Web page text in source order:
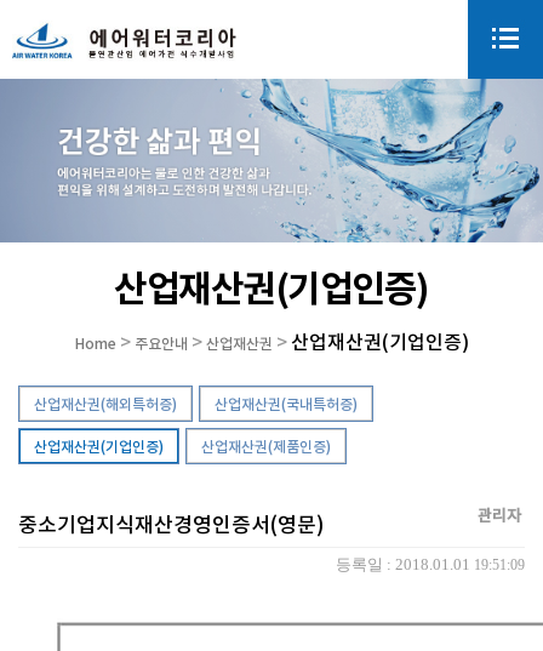
산업재산권(기업인증)
Home > 주요안내 > 산업재산권 > 산업재산권(기업인증)
산업재산권(해외특허증) 산업재산권(국내특허증)
산업재산권(기업인증) 산업재산권(제품인증)
중소기업지식재산경영인증서(영문) 관리자
등록일 : 2018.01.01 19:51:09